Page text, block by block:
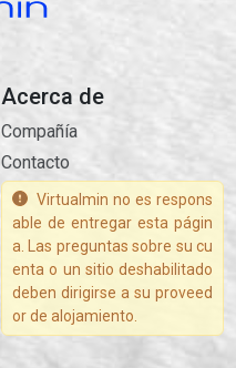
Acerca de
Compañía
Contacto
Virtualmin no es respons
able de entregar esta págin
a. Las preguntas sobre su cu
enta o un sitio deshabilitado
deben dirigirse a su proveed
or de alojamiento.